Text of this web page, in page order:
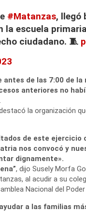
#Matanzas, llegó
escuela
ciudadano. 🧵
de las 7:00 de
anteriores no
la organización
de este ejercicio
nos convocó y
dignamente».
, dijo Susely Morfa
al acudir a su
Nacional del Poder
a las familias